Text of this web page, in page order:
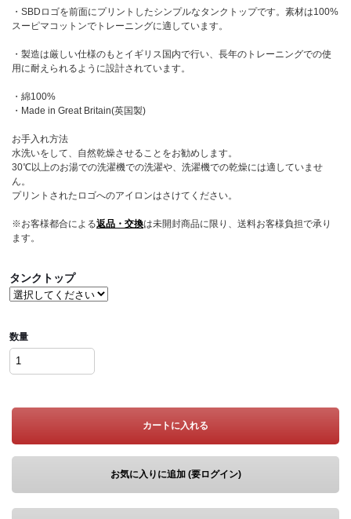
ソックス
バナー
・SBDロゴを前面にプリントしたシンプルなタンクトップです。素材は100%
スーピマコットンでトレーニングに適しています。
・製造は厳しい仕様のもとイギリス国内で行い、長年のトレーニングでの使
用に耐えられるように設計されています。
・綿100%
・Made in Great Britain(英国製)
お手入れ方法
水洗いをして、自然乾燥させることをお勧めします。
30℃以上のお湯での洗濯機での洗濯や、洗濯機での乾燥には適していませ
ん。
プリントされたロゴへのアイロンはさけてください。
※お客様都合による返品・交換は未開封商品に限り、送料お客様負担で承り
ます。
タンクトップ
数量
カートに入れる
お気に入りに追加 (要ログイン)